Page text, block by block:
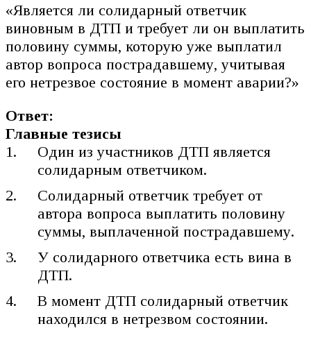
«Является ли солидарный ответчик
виновным в ДТП и требует ли он выплатить
половину суммы, которую уже выплатил
автор вопроса пострадавшему, учитывая
его нетрезвое состояние в момент аварии?»
Ответ:
Главные тезисы
Один из участников ДТП является
солидарным ответчиком.
Солидарный ответчик требует от
автора вопроса выплатить половину
суммы, выплаченной пострадавшему.
У солидарного ответчика есть вина в
ДТП.
В момент ДТП солидарный ответчик
находился в нетрезвом состоянии.